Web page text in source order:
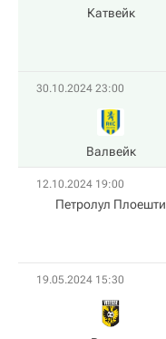
Катвейк
30.10.2024 23:00
Валвейк
12.10.2024 19:00
Петролул Плоешти
19.05.2024 15:30